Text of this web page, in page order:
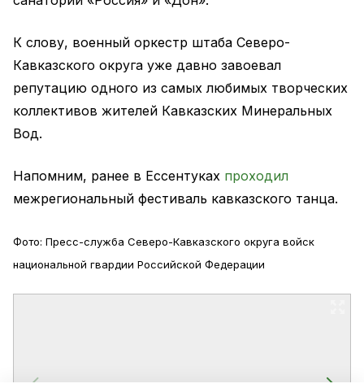
К слову, военный оркестр штаба Северо-
Кавказского округа уже давно завоевал
репутацию одного из самых любимых творческих
коллективов жителей Кавказских Минеральных
Вод.
Напомним, ранее в Ессентуках проходил
межрегиональный фестиваль кавказского танца.
Фото: Пресс-служба Северо-Кавказского округа войск
национальной гвардии Российской Федерации